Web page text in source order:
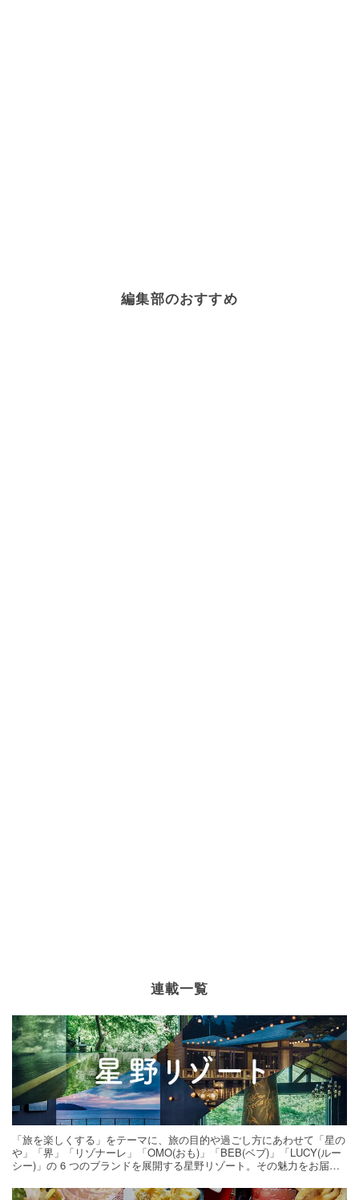
編集部のおすすめ
連載一覧
「旅を楽しくする」をテーマに、旅の目的や過ごし方にあわせて「星の
や」「界」「リゾナーレ」「OMO(おも)」「BEB(ベブ)」「LUCY(ルー
シー)」の 6 つのブランドを展開する星野リゾート。その魅力をお届け